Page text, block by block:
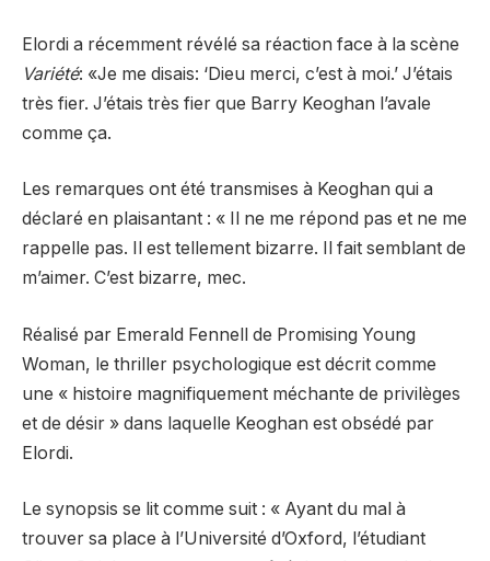
Elordi a récemment révélé sa réaction face à la scène
Variété: «Je me disais: ‘Dieu merci, c’est à moi.’ J’étais
très fier. J’étais très fier que Barry Keoghan l’avale
comme ça.
Les remarques ont été transmises à Keoghan qui a
déclaré en plaisantant : « Il ne me répond pas et ne me
rappelle pas. Il est tellement bizarre. Il fait semblant de
m’aimer. C’est bizarre, mec.
Réalisé par Emerald Fennell de Promising Young
Woman, le thriller psychologique est décrit comme
une « histoire magnifiquement méchante de privilèges
et de désir » dans laquelle Keoghan est obsédé par
Elordi.
Le synopsis se lit comme suit : « Ayant du mal à
trouver sa place à l’Université d’Oxford, l’étudiant